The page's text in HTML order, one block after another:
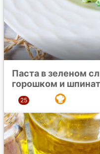
Паста в зеленом
горошком и